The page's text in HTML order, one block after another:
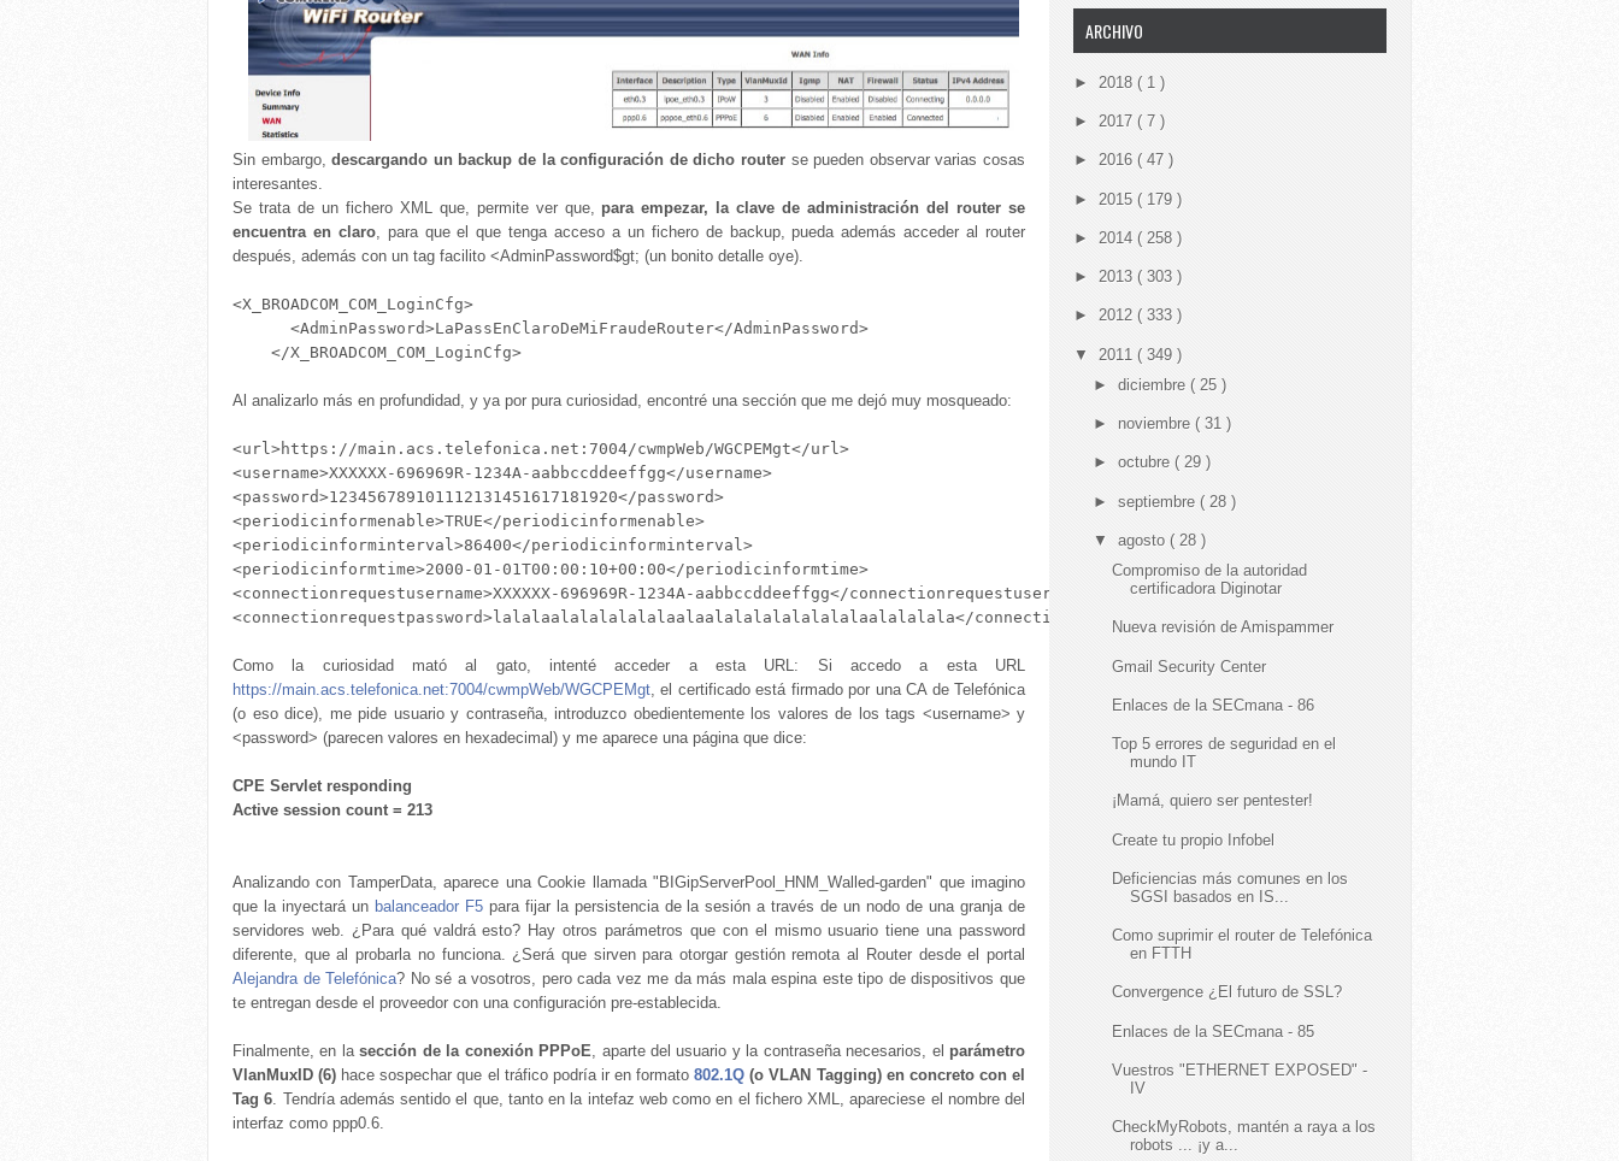
Sin embargo,descargando un backup de la configuración de dicho router se pueden observar varias cosas
interesantes.
Se trata de un fichero XML que, permite ver que, para empezar, la clave de administración del router se
encuentra en claro, para que el que tenga acceso a un fichero de backup, pueda además acceder al router
después, además con un tag facilito <AdminPassword$gt; (un bonito detalle oye).
<X_BROADCOM_COM_LoginCfg>
      <AdminPassword>LaPassEnClaroDeMiFraudeRouter</AdminPassword>
Al analizarlo más en profundidad, y ya por pura curiosidad, encontré una sección que me dejó muy mosqueado:
<url>https://main.acs.telefonica.net:7004/cwmpWeb/WGCPEMgt</url>
<username>XXXXXX-696969R-1234A-aabbccddeeffgg</username>
<password>123456789101112131451617181920</password>
<periodicinformenable>TRUE</periodicinformenable>
<periodicinforminterval>86400</periodicinforminterval>
<periodicinformtime>2000-01-01T00:00:10+00:00</periodicinformtime>
<connectionrequestusername>XXXXXX-696969R-1234A-aabbccddeeffgg</connectionrequestusername>
Como la curiosidad mató al gato, intenté acceder a esta URL: Si accedo a esta URL
https://main.acs.telefonica.net:7004/cwmpWeb/WGCPEMgt, el certificado está firmado por una CA de Telefónica
(o eso dice), me pide usuario y contraseña, introduzco obedientemente los valores de los tags <username> y
<password> (parecen valores en hexadecimal) y me aparece una página que dice:
CPE Servlet responding
Active session count = 213
Analizando con TamperData, aparece una Cookie llamada "BIGipServerPool_HNM_Walled-garden" que imagino
que la inyectará un balanceador F5para fijar la persistencia de la sesión a través de un nodo de una granja de
servidores web. ¿Para qué valdrá esto? Hay otros parámetros que con el mismo usuario tiene una password
diferente, que al probarla no funciona. ¿Será que sirven para otorgar gestión remota al Router desde el portal
Alejandra de Telefónica? No sé a vosotros, pero cada vez me da más mala espina este tipo de dispositivos que
te entregan desde el proveedor con una configuración pre-establecida.
Finalmente, en lasección de la conexión PPPoE, aparte del usuario y la contraseña necesarios, el parámetro
VlanMuxID (6) hace sospechar que el tráfico podría ir en formato802.1Q (o VLAN Tagging) en concreto con el
Tag 6. Tendría además sentido el que, tanto en la intefaz web como en el fichero XML, apareciese el nombre del
interfaz como ppp0.6.
ARCHIVO
► 2018 ( 1 )
► 2017 ( 7 )
► 2016 ( 47 )
► 2015 ( 179 )
► 2014 ( 258 )
► 2013 ( 303 )
► 2012 ( 333 )
▼ 2011 ( 349 )
► diciembre ( 25 )
► noviembre ( 31 )
► octubre ( 29 )
► septiembre ( 28 )
▼ agosto ( 28 )
Compromiso de la autoridad
certificadora Diginotar
Nueva revisión de Amispammer
Gmail Security Center
Enlaces de la SECmana - 86
Top 5 errores de seguridad en el
mundo IT
¡Mamá, quiero ser pentester!
Create tu propio Infobel
Deficiencias más comunes en los
SGSI basados en IS...
Como suprimir el router de Telefónica
en FTTH
Convergence ¿El futuro de SSL?
Enlaces de la SECmana - 85
Vuestros "ETHERNET EXPOSED" -
IV
CheckMyRobots, mantén a raya a los
robots ... ¡y a...